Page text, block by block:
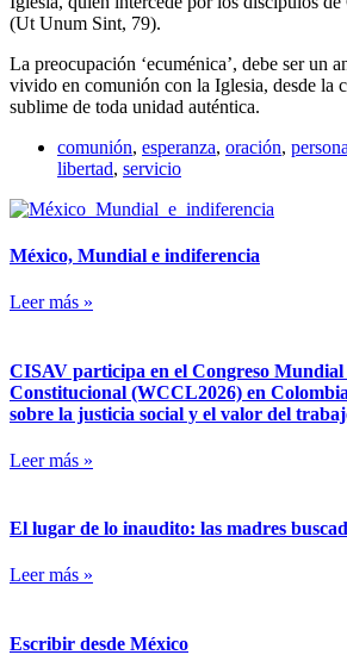
(Ut Unum Sint, 79).
La preocupación ‘ecuménica’, debe ser un
vivido en comunión con la Iglesia, desde la
sublime de toda unidad auténtica.
comunión, esperanza, oración, persona
libertad, servicio
México, Mundial e indiferencia
Leer más »
CISAV participa en el Congreso Mundial
Constitucional (WCCL2026) en
sobre la justicia social y el valor del
Leer más »
El lugar de lo inaudito: las madres
Leer más »
Escribir desde México